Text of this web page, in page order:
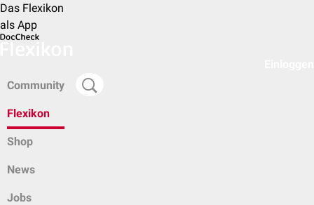
Das Flexikon
als App
Community
Flexikon
Shop
News
Jobs